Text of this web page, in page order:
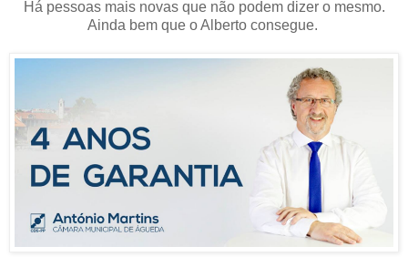
Há pessoas mais novas que não podem dizer o mesmo.
Ainda bem que o Alberto consegue.